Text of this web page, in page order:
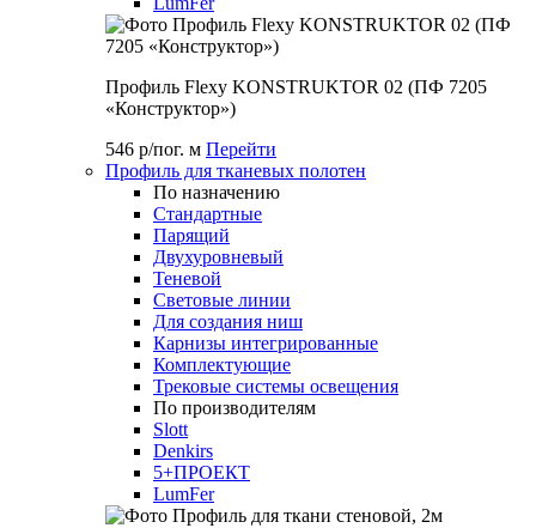
Профиль Flexy KONSTRUKTOR 02 (ПФ 7205
«Конструктор»)
546 р/пог. м Перейти
Профиль для тканевых полотен
По назначению
Стандартные
Парящий
Двухуровневый
Теневой
Световые линии
Для создания ниш
Карнизы интегрированные
Комплектующие
Трековые системы освещения
По производителям
Slott
Denkirs
5+ПРОЕКТ
LumFer